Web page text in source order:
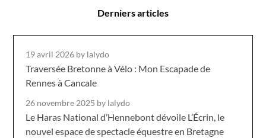
Derniers articles
19 avril 2026 by lalydo
Traversée Bretonne à Vélo : Mon Escapade de
Rennes à Cancale
26 novembre 2025 by lalydo
Le Haras National d’Hennebont dévoile L’Écrin, le
nouvel espace de spectacle équestre en Bretagne